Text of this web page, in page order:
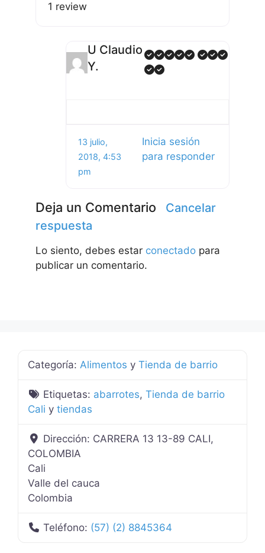
1 review
U Claudio
Y.
13 julio,
2018, 4:53
pm
Inicia sesión
para responder
Deja un Comentario
Cancelar
respuesta
Lo siento, debes estar conectado para
publicar un comentario.
Categoría: Alimentos y Tienda de barrio
Etiquetas: abarrotes,Tienda de barrio
Cali y tiendas
Dirección: CARRERA 13 13-89 CALI,
COLOMBIA
Cali
Valle del cauca
Colombia
Teléfono: (57) (2) 8845364